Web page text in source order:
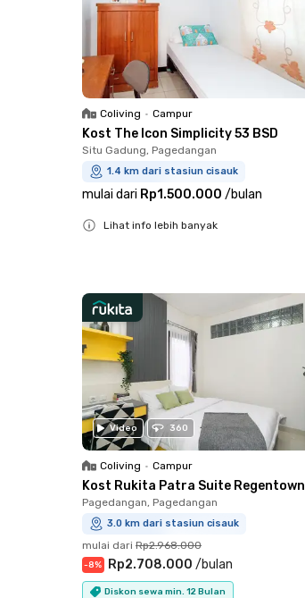
Coliving • Campur
Kost The Icon Simplicity 53 BSD
Situ Gadung, Pagedangan
1.4 km dari stasiun cisauk
mulai dari Rp1.500.000 /bulan
Lihat info lebih banyak
Video 360
Coliving • Campur
Kost Rukita Patra Suite Regentown
Pagedangan, Pagedangan
3.0 km dari stasiun cisauk
mulai dari Rp2.968.000
-8% Rp2.708.000 /bulan
Diskon sewa min. 12 Bulan